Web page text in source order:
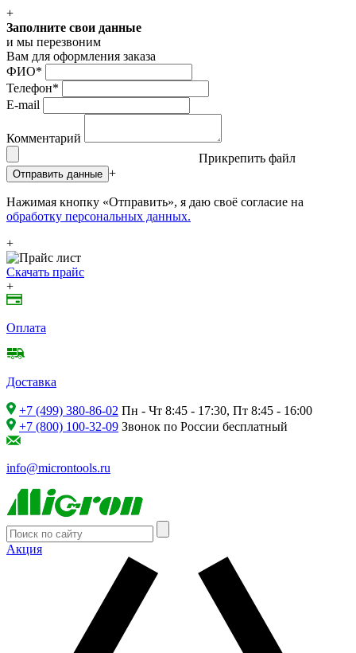
+
Заполните свои данные
и мы перезвоним
Вам для оформления заказа
ФИО*
Телефон*
E-mail
Комментарий
Прикрепить файл
Отправить данные +
Нажимая кнопку «Отправить», я даю своё согласие на
обработку персональных данных.
+
Скачать прайс
+
Оплата
Доставка
+7 (499) 380-86-02 Пн - Чт 8:45 - 17:30, Пт 8:45 - 16:00
+7 (800) 100-32-09 Звонок по России бесплатный
info@microntools.ru
Акция